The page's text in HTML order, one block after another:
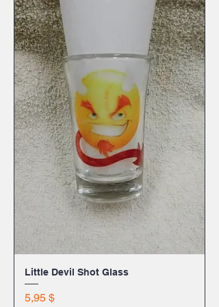
Little Devil Shot Glass
Цена
5,95 $